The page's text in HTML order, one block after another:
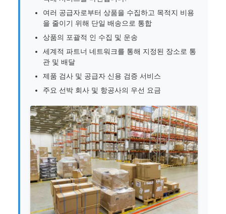
여러 공급자로부터 상품을 수집하고 목적지 비용
을 줄이기 위해 단일 배송으로 통합
상품의 포괄적 인 수집 및 운송
세계적 파트너 네트워크를 통해 지정된 장소로 통
관 및 배달
제품 검사 및 공급자 신용 검증 서비스
주요 선박 회사 및 항공사의 우선 요금